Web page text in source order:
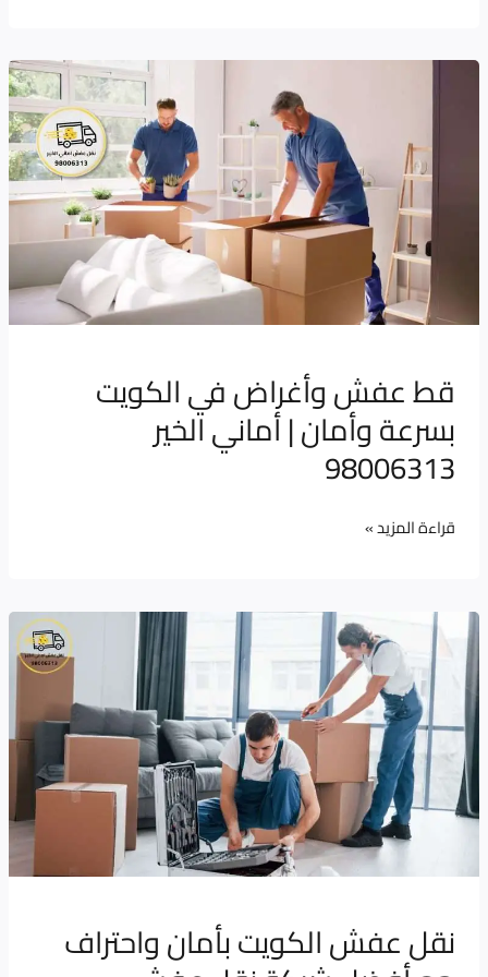
قط عفش وأغراض في الكويت
بسرعة وأمان | أماني الخير
98006313
وأغراض
الكويت
بسرعة
وأمان
أماني
98006313
قراءة المزيد »
نقل عفش الكويت بأمان واحتراف
نقل
عفش
الكويت
بأمان
واحتراف
أفضل
نقل